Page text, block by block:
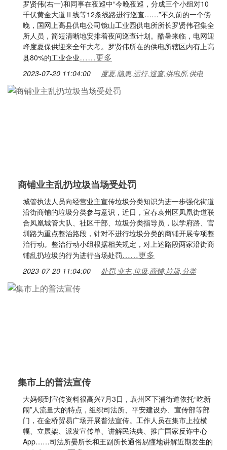
罗贤伟(右一)和同事在夜巡中“今晚夜巡，分成三个小组对10
千伏黄金大道Ⅱ线等12条线路进行巡查……”不久前的一个傍
晚，国网上高县供电公司镜山工业园供电所所长罗贤伟召集全
所人员，简短清晰地安排着夜间巡查计划。酷暑来临，电网迎
峰度夏保供迎来全年大考。罗贤伟所在的供电所辖区内有上高
县80%的工业企业……更多
2023-07-20 11:04:00 度夏,隐患,运行,巡查,供电所,供电
商铺业主乱扔垃圾当场受处罚
城管执法人员向经营业主宣传垃圾分类知识为进一步强化街道
沿街商铺的垃圾分类参与意识，近日，宜春袁州区凤凰街道联
合凤凰城管大队、社区干部、垃圾分类指导员，以学府路、官
圳路为重点整治路段，针对不进行垃圾分类的商铺开展专项整
治行动。整治行动小组根据相关规定，对上述路段两家沿街商
铺乱扔垃圾的行为进行当场处罚……更多
2023-07-20 11:04:00 处罚,业主,垃圾,商铺,垃圾,分类
集市上的普法宣传
大妈领到宣传资料很高兴7月3日，袁州区下浦街道依托“吃新
闹”人流量大的特点，组织司法所、平安建设办、宣传部等部
门，在金桥贸易广场开展普法宣传。工作人员在集市上拉横
幅、立展架、派发宣传单、讲解民法典、推广国家反诈中心
App……司法所晏所长和王副所长通俗易懂地讲解近期发生的